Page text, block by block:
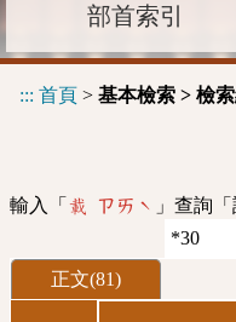
部首索引
::: 首頁 > 基本檢索 > 檢
輸入「 載 ㄗㄞˋ 」查詢
正文(81)